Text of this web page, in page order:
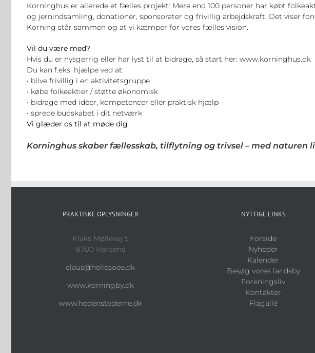
Korninghus er allerede et fælles projekt: Mere end 100 personer har købt
og jernindsamling, donationer, sponsorater og frivillig arbejdskraft. Det viser
Korning står sammen og at vi kæmper for vores fælles vision.
Vil du være med?
Hvis du er nysgerrig eller har lyst til at bidrage, så start her: www.korninghus.dk
Du kan f.eks. hjælpe ved at:
• blive frivillig i en aktivitetsgruppe
• købe folkeaktier / støtte økonomisk
• bidrage med idéer, kompetencer eller praktisk hjælp
• sprede budskabet i dit netværk
Vi glæder os til at møde dig
Korninghus skaber fællesskab, tilflytning og trivsel – med naturen
PRAKTISKE OPLYSNINGER
Klaks Møllevej 5
8700 Horsens
claus@hellesoee.dk
www.korningby.dk
www.hedenstederne.dk
NYTTIGE LINKS
Forside
Nyheder
Kalender
Besøg vores landsby
Foreningsliv
Kontakter
Flagallé